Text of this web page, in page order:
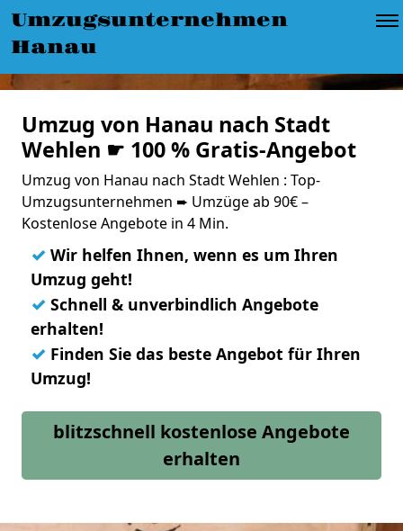
Umzugsunternehmen
Hanau
Umzug von Hanau nach Stadt
Wehlen ☛ 100 % Gratis-Angebot
Umzug von Hanau nach Stadt Wehlen : Top-
Umzugsunternehmen ➨ Umzüge ab 90€ –
Kostenlose Angebote in 4 Min.
✓ Wir helfen Ihnen, wenn es um Ihren
Umzug geht!
✓ Schnell & unverbindlich Angebote
erhalten!
✓ Finden Sie das beste Angebot für Ihren
Umzug!
blitzschnell kostenlose Angebote
erhalten